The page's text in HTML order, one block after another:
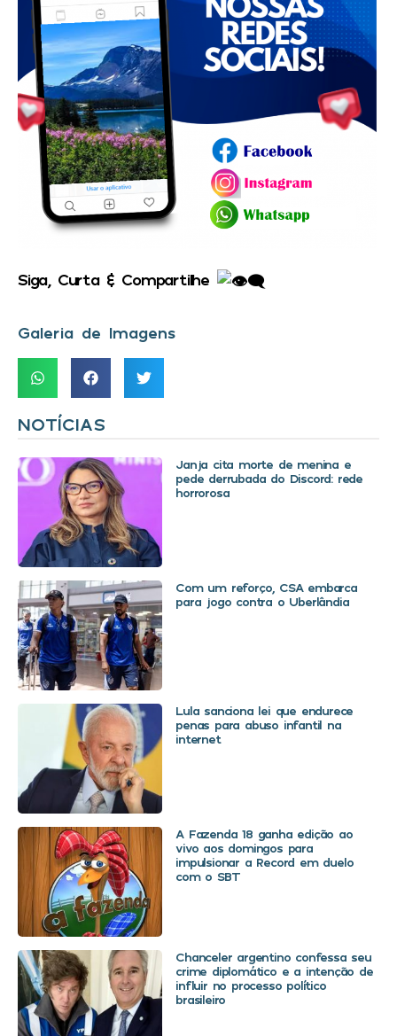
Siga, Curta & Compartilhe
Galeria de Imagens
NOTÍCIAS
Janja cita morte de menina e
pede derrubada do Discord: rede
horrorosa
Com um reforço, CSA embarca
para jogo contra o Uberlândia
Lula sanciona lei que endurece
penas para abuso infantil na
internet
A Fazenda 18 ganha edição ao
vivo aos domingos para
impulsionar a Record em duelo
com o SBT
Chanceler argentino confessa seu
crime diplomático e a intenção de
influir no processo político
brasileiro